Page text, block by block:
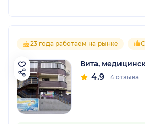
23 года работаем на рынке
Вита,
4.9 4 отзыва